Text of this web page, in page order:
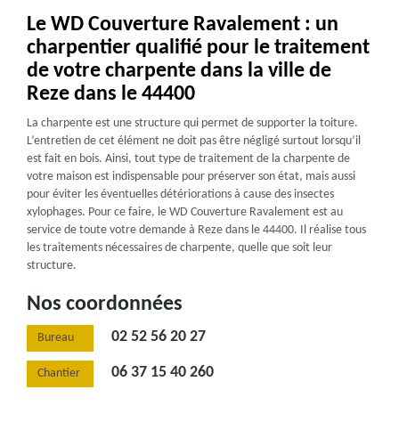
Le WD Couverture Ravalement : un
charpentier qualifié pour le traitement
de votre charpente dans la ville de
Reze dans le 44400
La charpente est une structure qui permet de supporter la toiture.
L’entretien de cet élément ne doit pas être négligé surtout lorsqu’il
est fait en bois. Ainsi, tout type de traitement de la charpente de
votre maison est indispensable pour préserver son état, mais aussi
pour éviter les éventuelles détériorations à cause des insectes
xylophages. Pour ce faire, le WD Couverture Ravalement est au
service de toute votre demande à Reze dans le 44400. Il réalise tous
les traitements nécessaires de charpente, quelle que soit leur
structure.
Nos coordonnées
Bureau 02 52 56 20 27
Chantier 06 37 15 40 260